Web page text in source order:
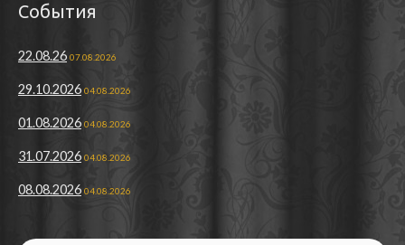
События
22.08.26 07.08.2026
29.10.2026 04.08.2026
01.08.2026 04.08.2026
31.07.2026 04.08.2026
08.08.2026 04.08.2026